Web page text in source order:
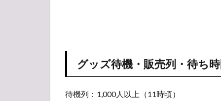
グッズ待機・販売列・待ち
待機列：1,000人以上（11時頃）